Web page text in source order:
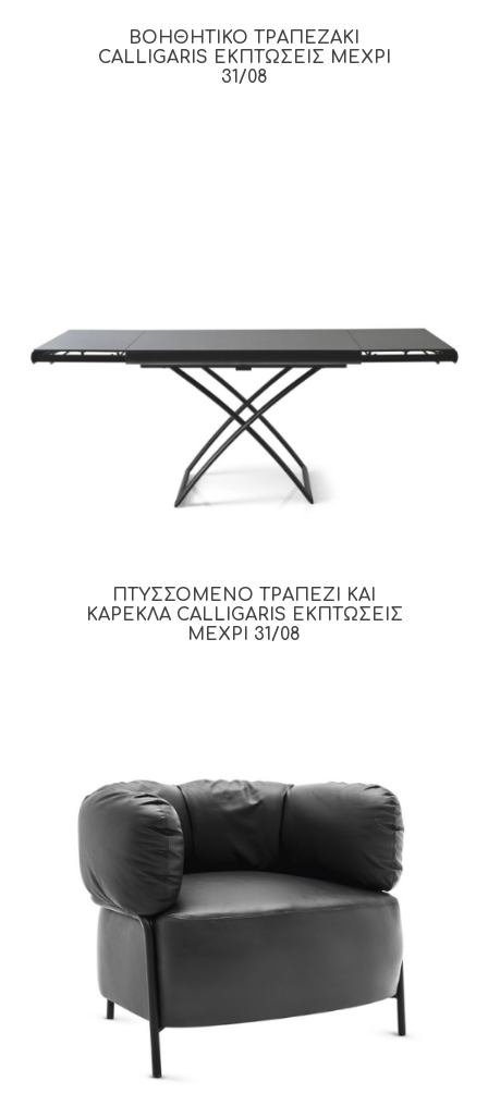
ΒΟΗΘΗΤΙΚΟ ΤΡΑΠΕΖΑΚΙ
CALLIGARIS ΕΚΠΤΩΣΕΙΣ ΜΕΧΡΙ
31/08
ΠΤΥΣΣΟΜΕΝΟ ΤΡΑΠΕΖΙ ΚΑΙ
ΚΑΡΕΚΛΑ CALLIGARIS ΕΚΠΤΩΣΕΙΣ
ΜΕΧΡΙ 31/08